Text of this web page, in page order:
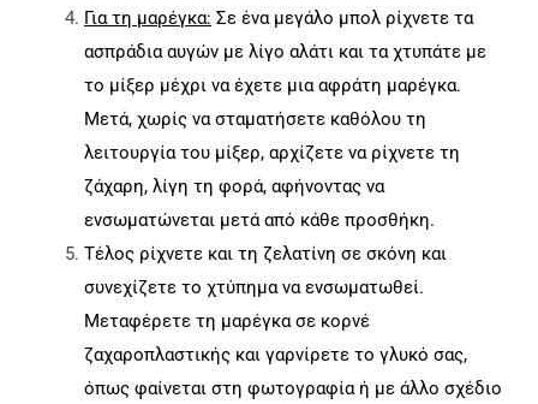
Για τη μαρέγκα: Σε ένα μεγάλο μπολ ρίχνετε τα
ασπράδια αυγών με λίγο αλάτι και τα χτυπάτε με
το μίξερ μέχρι να έχετε μια αφράτη μαρέγκα.
Μετά, χωρίς να σταματήσετε καθόλου τη
λειτουργία του μίξερ, αρχίζετε να ρίχνετε τη
ζάχαρη, λίγη τη φορά, αφήνοντας να
ενσωματώνεται μετά από κάθε προσθήκη.
Τέλος ρίχνετε και τη ζελατίνη σε σκόνη και
συνεχίζετε το χτύπημα να ενσωματωθεί.
Μεταφέρετε τη μαρέγκα σε κορνέ
ζαχαροπλαστικής και γαρνίρετε το γλυκό σας,
όπως φαίνεται στη φωτογραφία ή με άλλο σχέδιο